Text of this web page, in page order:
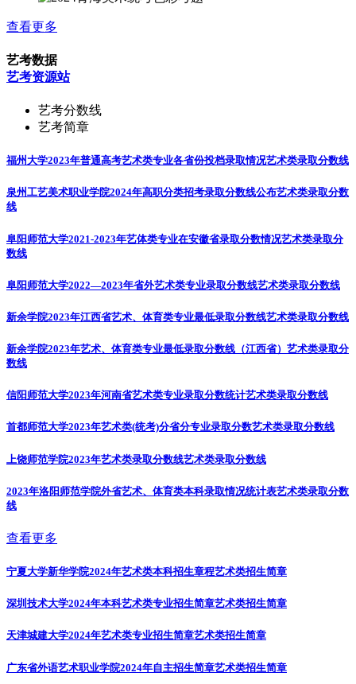
查看更多
艺考数据
艺考资源站
艺考分数线
艺考简章
福州大学2023年普通高考艺术类专业各省份投档录取情况艺术类录取分数线
泉州工艺美术职业学院2024年高职分类招考录取分数线公布艺术类录取分数
线
阜阳师范大学2021-2023年艺体类专业在安徽省录取分数情况艺术类录取分
数线
阜阳师范大学2022—2023年省外艺术类专业录取分数线艺术类录取分数线
新余学院2023年江西省艺术、体育类专业最低录取分数线艺术类录取分数线
新余学院2023年艺术、体育类专业最低录取分数线（江西省） 艺术类录取分
数线
信阳师范大学2023年河南省艺术类专业录取分数统计艺术类录取分数线
首都师范大学2023年艺术类(统考)分省分专业录取分数艺术类录取分数线
上饶师范学院2023年艺术类录取分数线艺术类录取分数线
2023年洛阳师范学院外省艺术、体育类本科录取情况统计表艺术类录取分数
线
查看更多
宁夏大学新华学院2024年艺术类本科招生章程艺术类招生简章
深圳技术大学2024年本科艺术类专业招生简章艺术类招生简章
天津城建大学2024年艺术类专业招生简章艺术类招生简章
广东省外语艺术职业学院2024年自主招生简章艺术类招生简章